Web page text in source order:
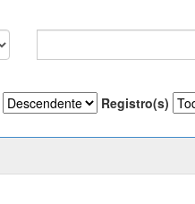
Registro(s)